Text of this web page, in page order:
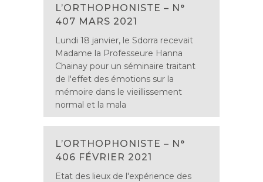
L’ORTHOPHONISTE – N°
407 MARS 2021
Lundi 18 janvier, le Sdorra recevait
Madame la Professeure Hanna
Chainay pour un séminaire traitant
de l'effet des émotions sur la
mémoire dans le vieillissement
normal et la mala
L’ORTHOPHONISTE – N°
406 FÉVRIER 2021
Etat des lieux de l'expérience des